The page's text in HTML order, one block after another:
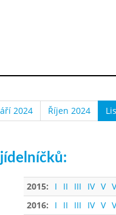
2024 Říjen 2024
2015: I II III IV V
2016:
I II III IV V